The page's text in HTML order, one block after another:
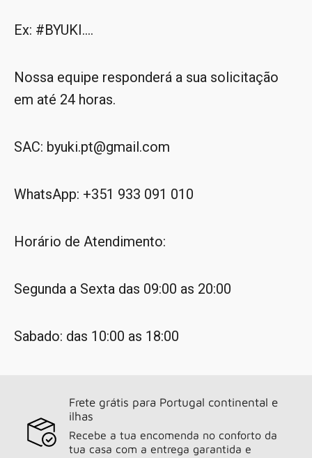
Ex: #BYUKI....
Nossa equipe responderá a sua solicitação
em até 24 horas.
SAC: byuki.pt@gmail.com
WhatsApp: +351 933 091 010
Horário de Atendimento:
Segunda a Sexta das 09:00 as 20:00
Sabado: das 10:00 as 18:00
Frete grátis para Portugal continental e
ilhas
Recebe a tua encomenda no conforto da
tua casa com a entrega garantida e